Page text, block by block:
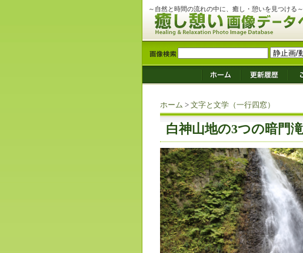
～自然と時間の流れの中に、癒し・憩いを見つける～
ホーム > 文字と文学（一行四窓）
白神山地の3つの暗門